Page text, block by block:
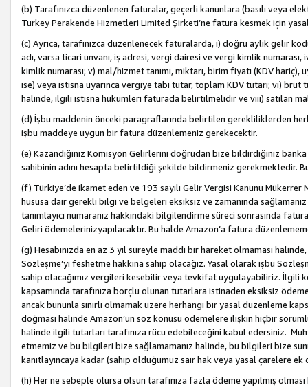
(b) Tarafınızca düzenlenen faturalar, geçerli kanunlara (basılı veya
Turkey Perakende Hizmetleri Limited Şirketi’ne fatura kesmek için
(c) Ayrıca, tarafınızca düzenlenecek faturalarda, i) doğru aylık gelir
adı, varsa ticari unvanı, iş adresi, vergi dairesi ve vergi kimlik
kimlik numarası; v) mal/hizmet tanımı, miktarı, birim fiyatı (KDV
ise) veya istisna uyarınca vergiye tabi tutar, toplam KDV tutarı; vi) brüt
halinde, ilgili istisna hükümleri faturada belirtilmelidir ve viii) satılan
(d) İşbu maddenin önceki paragraflarında belirtilen gerekliliklerden
işbu maddeye uygun bir fatura düzenlemeniz gerekecektir.
(e) Kazandığınız Komisyon Gelirlerini doğrudan bize bildirdiğiniz banka
sahibinin adını hesapta belirtildiği şekilde bildirmeniz gerekmektedir.
(f) Türkiye’de ikamet eden ve 193 sayılı Gelir Vergisi Kanunu
hususa dair gerekli bilgi ve belgeleri eksiksiz ve zamanında
tanımlayıcı numaranız hakkındaki bilgilendirme süreci sonrasında
Geliri ödemelerinizyapılacaktır. Bu halde Amazon’a fatura
(g) Hesabınızda en az 3 yıl süreyle maddi bir hareket olmaması
Sözleşme’yi feshetme hakkına sahip olacağız. Yasal olarak işbu
sahip olacağımız vergileri kesebilir veya tevkifat uygulayabiliriz. İlgili
kapsamında tarafınıza borçlu olunan tutarlara istinaden eksiksiz
ancak bununla sınırlı olmamak üzere herhangi bir yasal düzenleme
doğması halinde Amazon’un söz konusu ödemelere ilişkin hiçbir
halinde ilgili tutarları tarafınıza rücu edebileceğini kabul edersiniz.
etmemiz ve bu bilgileri bize sağlamamanız halinde, bu bilgileri bize
kanıtlayıncaya kadar (sahip olduğumuz sair hak veya yasal çarelere
(h) Her ne sebeple olursa olsun tarafınıza fazla ödeme yapılmış